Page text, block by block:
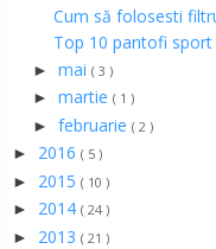
Cum să folosesti
Top 10 pantofi
► mai ( 3 )
► martie ( 1 )
► februarie ( 2 )
► 2016 ( 5 )
► 2015 ( 10 )
► 2014 ( 24 )
► 2013 ( 21 )